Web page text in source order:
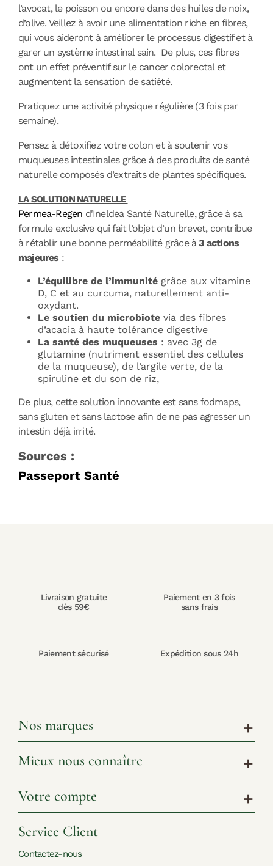
l’avocat, le poisson ou encore dans des huiles de noix,
d’olive. Veillez à avoir une alimentation riche en fibres,
qui vous aideront à améliorer le processus digestif et à
garer un système intestinal sain. De plus, ces fibres
ont un effet préventif sur le cancer colorectal et
augmentent la sensation de satiété.
Pratiquez une activité physique régulière (3 fois par
semaine).
Pensez à détoxifiez votre colon et à soutenir vos
muqueuses intestinales grâce à des produits de santé
naturelle composés d’extraits de plantes spécifiques.
LA SOLUTION NATURELLE
Permea-Regen d'Ineldea Santé Naturelle, grâce à sa
formule exclusive qui fait l’objet d’un brevet, contribue
à rétablir une bonne perméabilité grâce à3 actions
majeures :
L’équilibre de l’immunité grâce aux vitamine
D, C et au curcuma, naturellement anti-
oxydant.
Le soutien du microbiote via des fibres
d’acacia à haute tolérance digestive
La santé des muqueuses : avec 3g de
glutamine (nutriment essentiel des cellules
de la muqueuse), de l’argile verte, de la
spiruline et du son de riz,
De plus, cette solution innovante est sans fodmaps,
sans gluten et sans lactose afin de ne pas agresser un
intestin déjà irrité.
Sources :
Passeport Santé
Livraison gratuite
dès 59€
Paiement en 3 fois
sans frais
Paiement sécurisé Expédition sous 24h
Nos marques add
Mieux nous connaître add
Votre compte add
Service Client
Contactez-nous